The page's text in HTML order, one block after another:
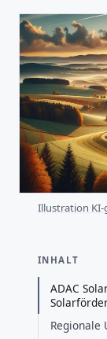
Illustration
INHALT
ADAC
Regionale